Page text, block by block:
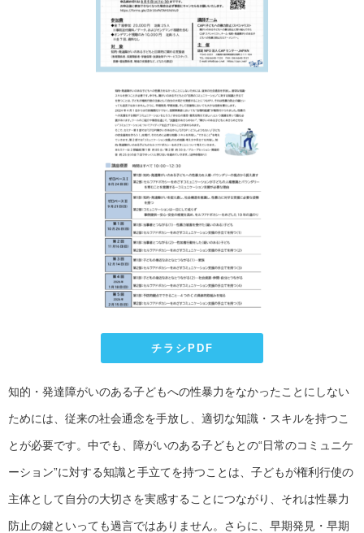
チラシPDF
知的・発達障がいのある子どもへの性暴力をなかったことにしない
ためには、従来の社会通念を手放し、適切な知識・スキルを持つこ
とが必要です。中でも、障がいのある子どもとの“日常のコミュニケ
ーション”に対する知識と手立てを持つことは、子どもが権利行使の
主体として自分の大切さを実感することにつながり、それは性暴力
防止の鍵といっても過言ではありません。さらに、早期発見・早期